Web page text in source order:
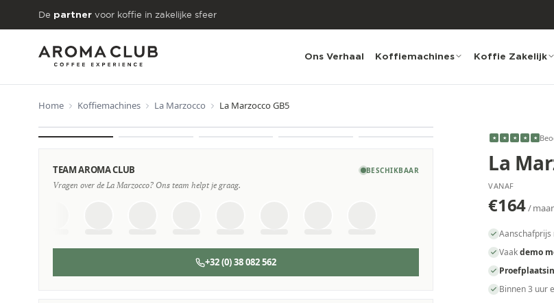
Skip to main content
De partner voor koffie in zakelijke sfeer
Ons Verhaal Koffiemachines Koffie Zakelijk
Home Koffiemachines La Marzocco La Marzocco GB5
TEAM AROMA CLUB BESCHIKBAAR
Vragen over de La Marzocco? Ons team helpt je graag.
+32 (0) 38 082 562
★ ★ ★ ★ ★
La
VANAF
€164/
Aanschafprijs
Vaakdemo
Binnen 3 uur